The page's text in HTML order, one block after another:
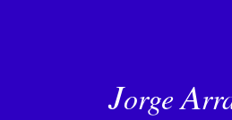
JorgeA